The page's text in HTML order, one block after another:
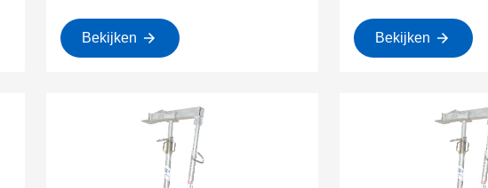
Bekijken Bekijken